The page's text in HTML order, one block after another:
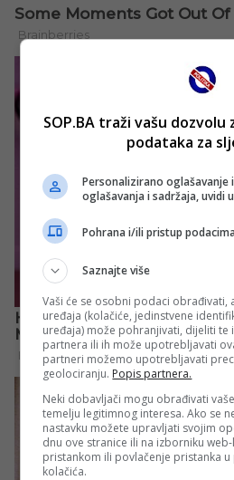
SOP.BA traži vašu
podataka za
Personalizirano oglašavanje
oglašavanja i sadržaja, uvidi
Pohrana i/ili pristup
Saznajte više
Vaši će se osobni podaci obrađivati,
uređaja (kolačiće, jedinstvene
uređaja) može pohranjivati, dijeliti te
partnera ili ih može upotrebljavati
partneri možemo upotrebljavati
geolociranju. Popis partnera.
Neki dobavljači mogu obrađivati
temelju legitimnog interesa. Ako se
nastavku možete upravljati svojim
dnu ove stranice ili na izborniku
pristankom ili povlačenje pristanka
kolačića.